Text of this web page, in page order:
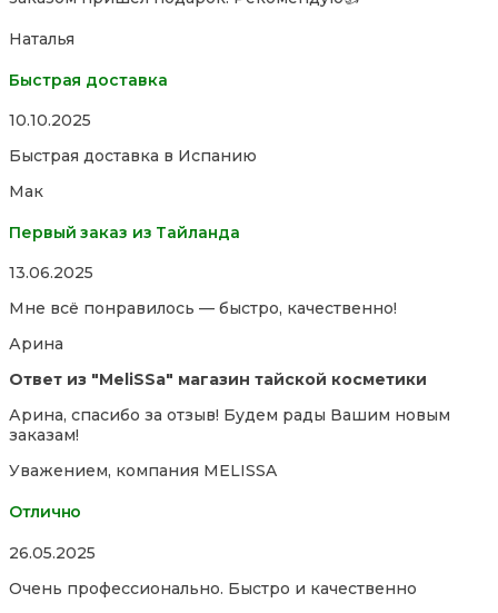
Наталья
Быстрая доставка
Rated
out
5
10.10.2025
Быстрая доставка в Испанию
Мак
Первый заказ из Тайланда
Rated
out
5
13.06.2025
Мне всё понравилось — быстро, качественно!
Арина
Ответ из "MeliSSa" магазин тайской косметики
Арина, спасибо за отзыв! Будем рады Вашим новым
заказам!
Уважением, компания MELISSA
Отлично
Rated
out
26.05.2025
Очень профессионально. Быстро и качественно